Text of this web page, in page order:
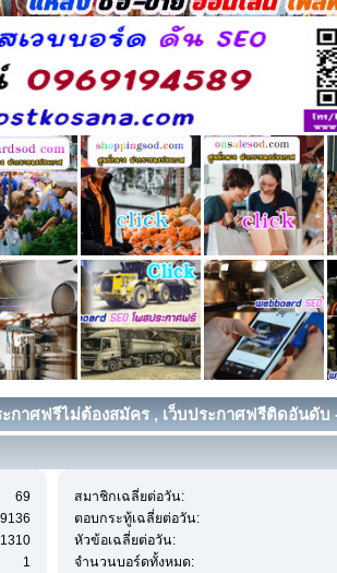
กาศฟรีไม่ต้องสมัคร , เว็บประกาศฟรีติดอันดับ
69
1310
1
สมาชิกเฉลี่ยต่อวัน:
ตอบกระทู้เฉลี่ยต่อวัน:
หัวข้อเฉลี่ยต่อวัน:
จำนวนบอร์ดทั้งหมด: